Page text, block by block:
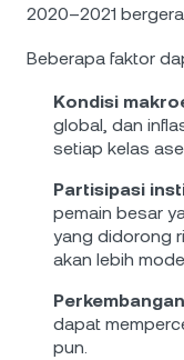
2020–2021
Beberapa faktor
Kondisi
global, dan
setiap kelas
Partisipasi
pemain besar
yang didorong
akan lebih
dapat
pun.